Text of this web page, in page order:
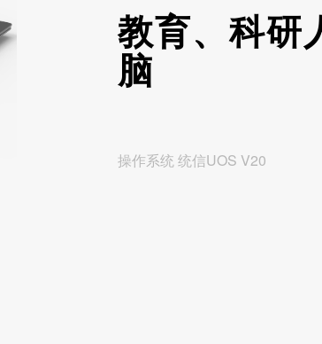
教育、科研
脑
操作系统 统信UOS V20